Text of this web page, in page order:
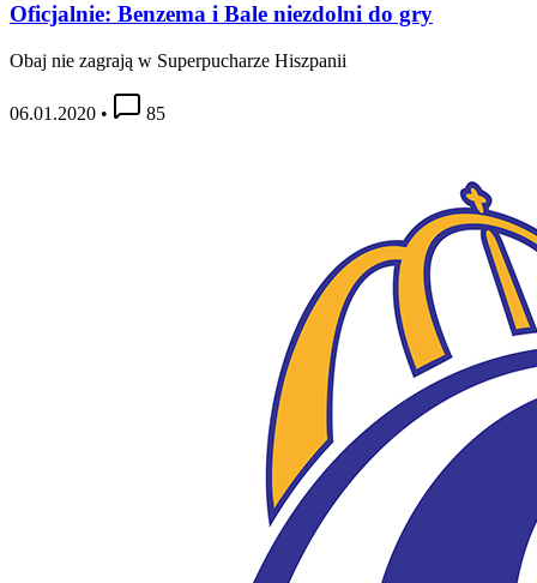
Oficjalnie: Benzema i Bale niezdolni do gry
Obaj nie zagrają w Superpucharze Hiszpanii
06.01.2020 • 85